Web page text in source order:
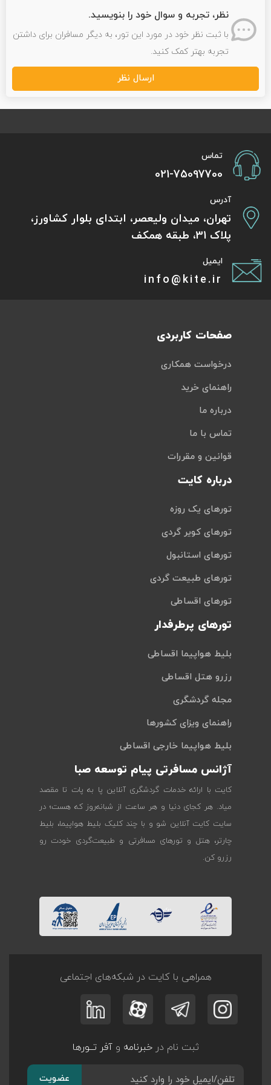
نظر، تجربه و سوال خود را بنویسید.
با ثبت نظر خود در مورد این تور، به دیگر مسافران برای داشتن
تجربه بهتر کمک کنید.
ارسال نظر
تماس
021-75097700
آدرس
تهران، میدان ولیعصر، ابتدای بلوار کشاورز،
پلاک 31، طبقه همکف
ایمیل
info@kite.ir
صفحات کاربردی
درخواست همکاری
راهنمای خرید
درباره ما
تماس با ما
قوانین و مقررات
درباره کایت
تورهای یک روزه
تورهای کویر گردی
تورهای استانبول
تورهای طبیعت گردی
تورهای اقساطی
تورهای پرطرفدار
بلیط هواپیما اقساطی
رزرو هتل اقساطی
مجله گردشگری
راهنمای ویزای کشورها
بلیط هواپیما خارجی اقساطی
آژانس مسافرتی پیام توسعه صبا
کایت با ارائه خدمات گردشگری آنلاین پا به پات تا مقصد
میاد. هر کجای دنیا و هر ساعت از شبانه‌روز که هست؛ در
سایت کایت آنلاین شو و با چند کلیک بلیط هواپیما، بلیط
چارتر، هتل و تورهای مسافرتی و طبیعت‌گردی خودت رو
رزرو کن.
همراهی با کایت در شبکه‌های اجتماعی
ثبت نام درخبرنامه وآفر تــورها
عضویت
تور سوباتان
تور چابهار
تور کاشان
تور ترکمن صحرا
تور آفرود